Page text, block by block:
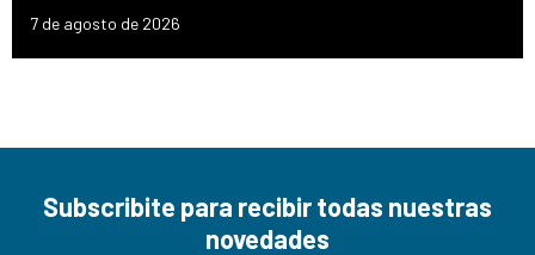
7 de agosto de 2026
Subscribite para recibir todas nuestras
novedades